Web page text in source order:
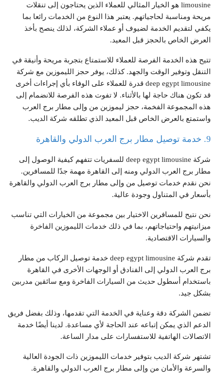
limousine هو الخيار المثالي للعملاء الذين يحتاجون إلى تنقلات
مريحة ومناسبة لحاجياتهم. يعتبر هذا النوع من الخدمات رائعا بما
يكفي لتقديم الخدمة لضيوف أو عملاء الشركة، لذلك ينصح بأخذ
العرض الخاص بالحجز قبل المعيد.
تتيح هذه الخدمة الفرصة للعملاء للاستمتاع بتجربة مريحة وأنيقة في
التنقل وتوفير الوقت والجهد. كذلك، يوفر حجز الليموزين مع شركة
deep egypt limousine قدرة للعملاء على الوفاء بأي إجراءات أخرى
قد تكون هناك حاجة لها بالأثناء. لا تفوت هذه الفرصة للانضمام إلى
هذه المجموعة الفخمة، حجز ليموزين من وإلى مطار برج العرب
واستمتع بالعرض الخاص قبل المعيد الذي تطلقه شركة الديب.
9. خدمة توصيل مطار برج العرب الدولي والقاهرة
شركة deep egypt limousine للسفريات تتفهم كيفية الوصول إلى
مطار برج العرب الدولي ومنه إلى القاهرة مهمة جدًا للمسافرين.
نحن نقدم خدمات توصيل من وإلى مطار برج العرب الدولي والقاهرة
بأسعار في المتناول وجودة عالية.
نحن نتيح للمسافرين الاختيار بين مجموعة من الخيارات التي تناسب
ميزانيتهم واحتياجاتهم، بما في ذلك خدمات الليموزين الفاخرة
والسيارات الاقتصادية.
تقدم شركة deep egypt limousine خدمة توصيل الركاب من مطار
برج العرب الدولي إلى الفنادق أو الوجهات الأخرى في القاهرة
باستخدام أسطول حديث من السيارات الفاخرة ومع سائقين مدربين
بشكل جيد.
تضمن الشركة دقة وعناية في الخدمة التي تقدمها، وذلك بفضل فريق
الدعم الذي يمكن إتباعه عند الحاجة لأي مساعدة. لدينا أيضًا خدمة
الاتصالات الهاتفية للاستفسارات على مدار الساعة.
تشتهر شركة الديب بتوفير خدمات الليموزين ذات الجودة العالية
والسرعة والأمان من وإلى مطار برج العرب الدولي والقاهرة.